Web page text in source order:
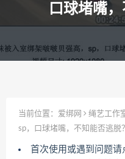
口球堵嘴
当前位置： 爱绑网 绳艺工作
sp，口球堵嘴，不知能否逃脱？
首次使用或遇到问题请